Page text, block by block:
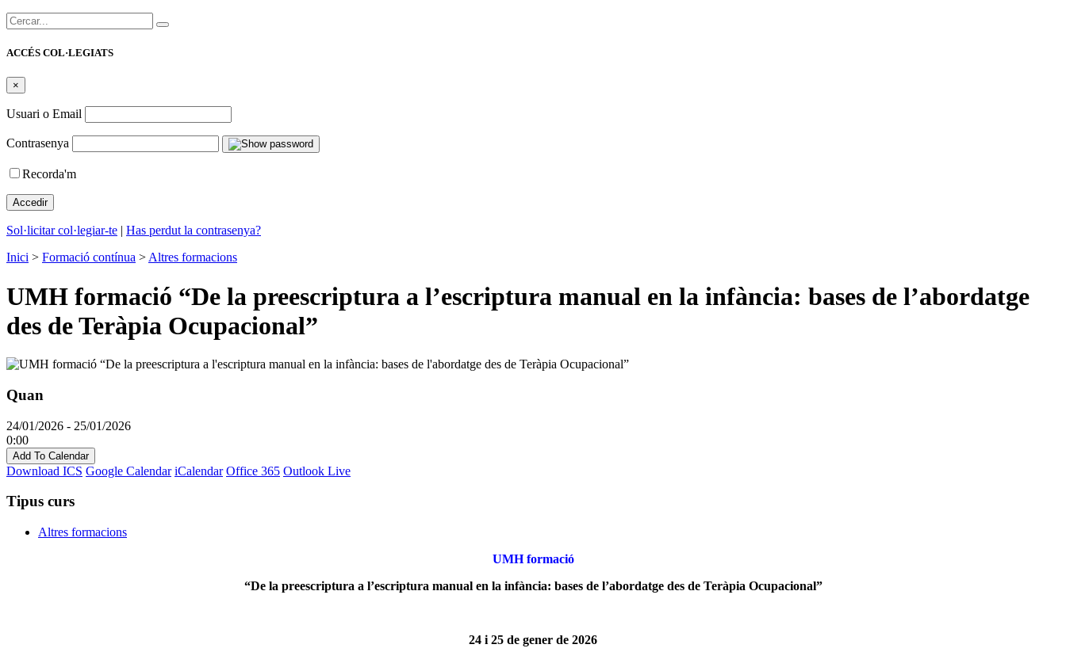
Cercar:
ACCÉS COL·LEGIATS
×
Usuari o Email
Contrasenya
Recorda'm
Sol·licitar col·legiar-te | Has perdut la contrasenya?
Inici > Formació contínua > Altres formacions
UMH formació “De la preescriptura a l’escriptura manual en la infància: bases de l’abordatge
des de Teràpia Ocupacional”
Quan
24/01/2026 - 25/01/2026
0:00
Add To Calendar
Download ICS Google Calendar iCalendar Office 365 Outlook Live
Tipus curs
Altres formacions
UMH formació
“De la preescriptura a l’escriptura manual en la infància: bases de l’abordatge des de Teràpia Ocupacional”
24 i 25 de gener de 2026